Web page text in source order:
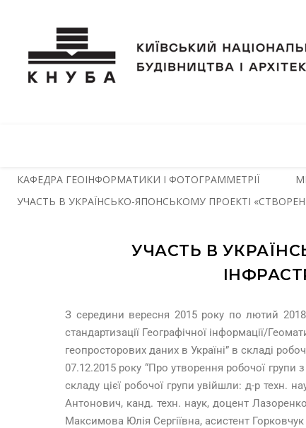
КАФЕДРА ГЕОІНФОРМАТИКИ І ФОТОГРАММЕТРІЇ
УЧАСТЬ В УКРАЇНСЬКО-ЯПОНСЬКОМУ ПРОЕКТІ
УЧАСТЬ В
З середини вересня 2015 року по лютий
стандартизації Географічної інформації/
геопросторових даних в Україні” в складі
07.12.2015 року “Про утворення робочої групи
складу цієї робочої групи увійшли: д-р техн.
Антонович, канд. техн. наук, доцент
Максимова Юлія Сергіївна, асистент